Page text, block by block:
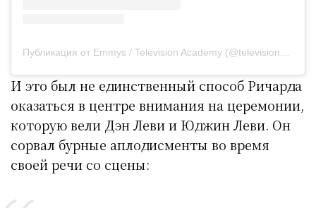
И это был не единственный способ Ричарда
оказаться в центре внимания на церемонии,
которую вели Дэн Леви и Юджин Леви. Он
сорвал бурные аплодисменты во время
своей речи со сцены: